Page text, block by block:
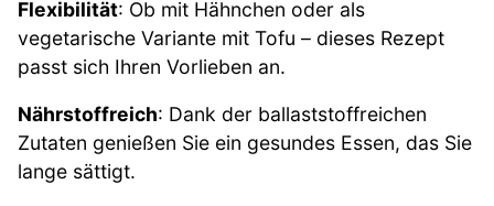
Flexibilität: Ob mit Hähnchen oder als
vegetarische Variante mit Tofu – dieses Rezept
passt sich Ihren Vorlieben an.
Nährstoffreich: Dank der ballaststoffreichen
Zutaten genießen Sie ein gesundes Essen, das Sie
lange sättigt.